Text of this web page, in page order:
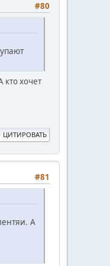
#80
кто хочет
ЦИТИРОВАТЬ
#81
А